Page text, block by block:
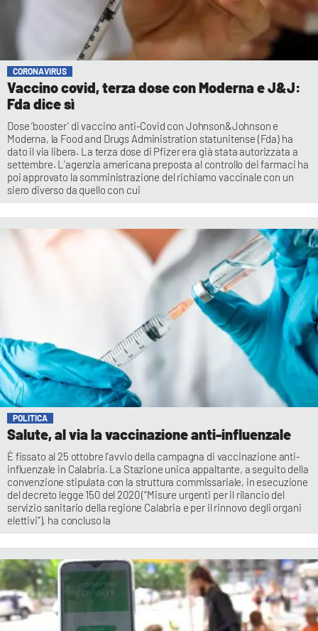
CORONAVIRUS
Vaccino covid, terza dose con Moderna e J&J:
Fda dice sì
Dose ‘booster’ di vaccino anti-Covid con Johnson&Johnson e
Moderna, la Food and Drugs Administration statunitense (Fda) ha
dato il via libera. La terza dose di Pfizer era già stata autorizzata a
settembre. L’agenzia americana preposta al controllo dei farmaci ha
poi approvato la somministrazione del richiamo vaccinale con un
siero diverso da quello con cui
POLITICA
Salute, al via la vaccinazione anti-influenzale
È fissato al 25 ottobre l’avvio della campagna di vaccinazione anti-
influenzale in Calabria. La Stazione unica appaltante, a seguito della
convenzione stipulata con la struttura commissariale, in esecuzione
del decreto legge 150 del 2020 (“Misure urgenti per il rilancio del
servizio sanitario della regione Calabria e per il rinnovo degli organi
elettivi”), ha concluso la